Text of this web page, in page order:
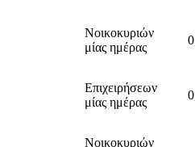
Νοικοκυριών
μίας ημέρας
Επιχειρήσεων
μίας ημέρας
Νοικοκυριών